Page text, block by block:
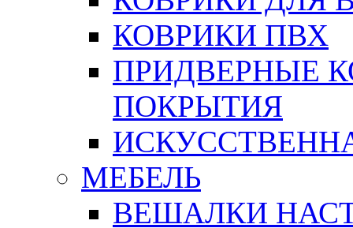
КОВРИКИ ПВХ
ПРИДВЕРНЫЕ
ПОКРЫТИЯ
МЕБЕЛЬ
ВЕШАЛКИ